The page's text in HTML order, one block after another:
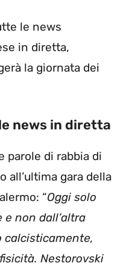
le news
in diretta,
la giornata dei
news in diretta
parole di rabbia di
all’ultima gara della
“Oggi solo
non dall’altra
calcisticamente,
Nestorovski